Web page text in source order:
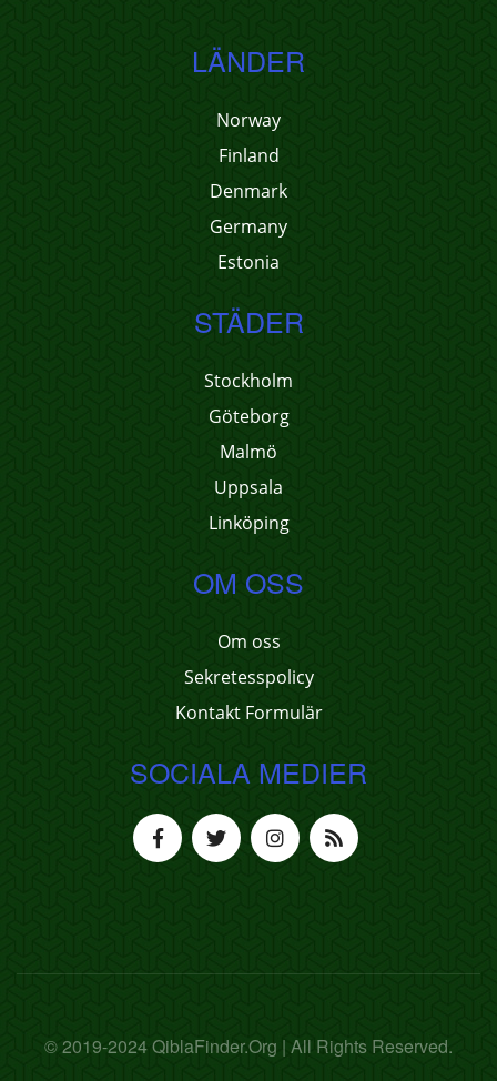
LÄNDER
Norway
Finland
Denmark
Germany
Estonia
STÄDER
Stockholm
Göteborg
Malmö
Uppsala
Linköping
OM OSS
Om oss
Sekretesspolicy
Kontakt Formulär
SOCIALA MEDIER
© 2019-2024 QiblaFinder.Org | All Rights Reserved.